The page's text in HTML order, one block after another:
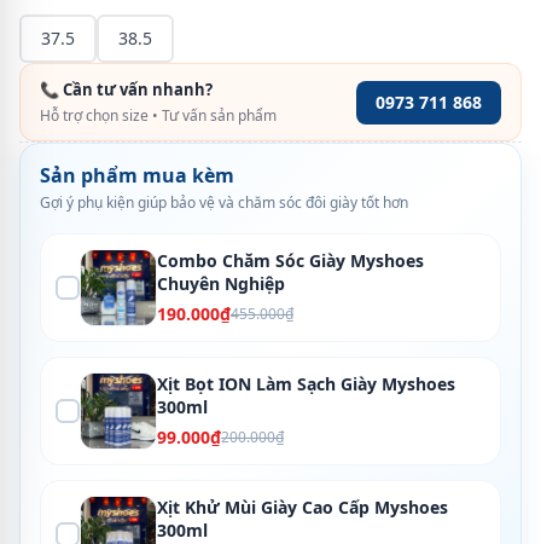
37.5 38.5
📞 Cần tư vấn nhanh?
Hỗ trợ chọn size • Tư vấn sản phẩm
0973 711 868
Sản phẩm mua kèm
Gợi ý phụ kiện giúp bảo vệ và chăm sóc đôi giày tốt hơn
Combo Chăm Sóc Giày Myshoes
Chuyên Nghiệp
190.000₫455.000₫
Xịt Bọt ION Làm Sạch Giày Myshoes
300ml
99.000₫200.000₫
Xịt Khử Mùi Giày Cao Cấp Myshoes
300ml